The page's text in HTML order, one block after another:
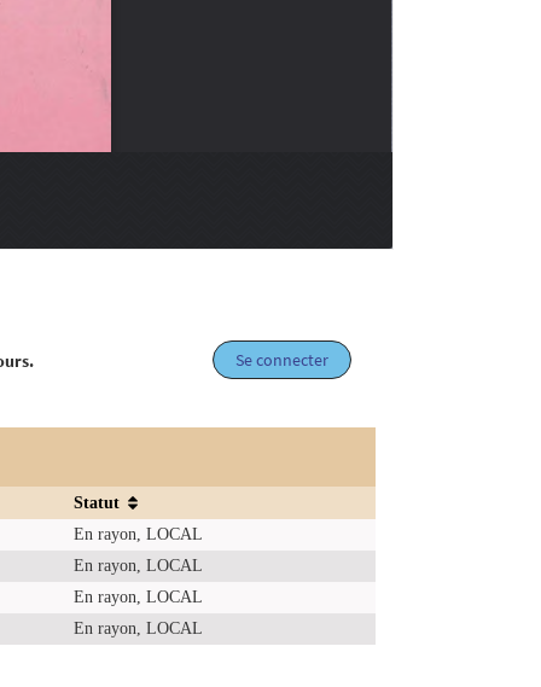
Se connecter
Statut
En rayon, LOCAL
En rayon, LOCAL
En rayon, LOCAL
En rayon, LOCAL